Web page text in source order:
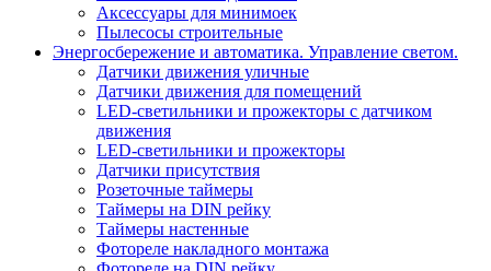
Аксессуары для минимоек
Пылесосы строительные
Энергосбережение и автоматика. Управление светом.
Датчики движения уличные
Датчики движения для помещений
LED-светильники и прожекторы с датчиком
движения
LED-светильники и прожекторы
Датчики присутствия
Розеточные таймеры
Таймеры на DIN рейку
Таймеры настенные
Фотореле накладного монтажа